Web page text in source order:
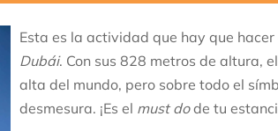
Esta es la actividad que hay que
Dubái. Con sus 828 metros de altura, el
alta del mundo, pero sobre todo el
desmesura. ¡Es el must dode tu